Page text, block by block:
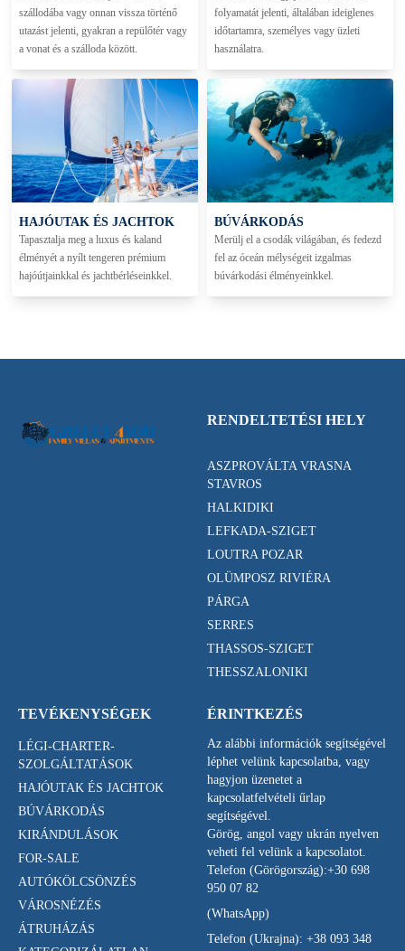
szállodába vagy onnan vissza történő
utazást jelenti, gyakran a repülőtér vagy
a vonat és a szálloda között.
folyamatát jelenti, általában ideiglenes
időtartamra, személyes vagy üzleti
használatra.
HAJÓUTAK ÉS JACHTOK
Tapasztalja meg a luxus és kaland
élményét a nyílt tengeren prémium
hajóútjainkkal és jachtbérléseinkkel.
BÚVÁRKODÁS
Merülj el a csodák világában, és fedezd
fel az óceán mélységeit izgalmas
búvárkodási élményeinkkel.
RENDELTETÉSI HELY
ASZPROVÁLTA VRASNA
STAVROS
HALKIDIKI
LEFKADA-SZIGET
LOUTRA POZAR
OLÜMPOSZ RIVIÉRA
PÁRGA
SERRES
THASSOS-SZIGET
THESSZALONIKI
TEVÉKENYSÉGEK
LÉGI-CHARTER-
SZOLGÁLTATÁSOK
HAJÓUTAK ÉS JACHTOK
BÚVÁRKODÁS
KIRÁNDULÁSOK
FOR-SALE
AUTÓKÖLCSÖNZÉS
VÁROSNÉZÉS
ÁTRUHÁZÁS
ÉRINTKEZÉS
Az alábbi információk segítségével
léphet velünk kapcsolatba, vagy
hagyjon üzenetet a
kapcsolatfelvételi űrlap
segítségével.
Görög, angol vagy ukrán nyelven
veheti fel velünk a kapcsolatot.
Telefon (Görögország):+30 698
950 07 82
(WhatsApp)
Telefon (Ukrajna): +38 093 348